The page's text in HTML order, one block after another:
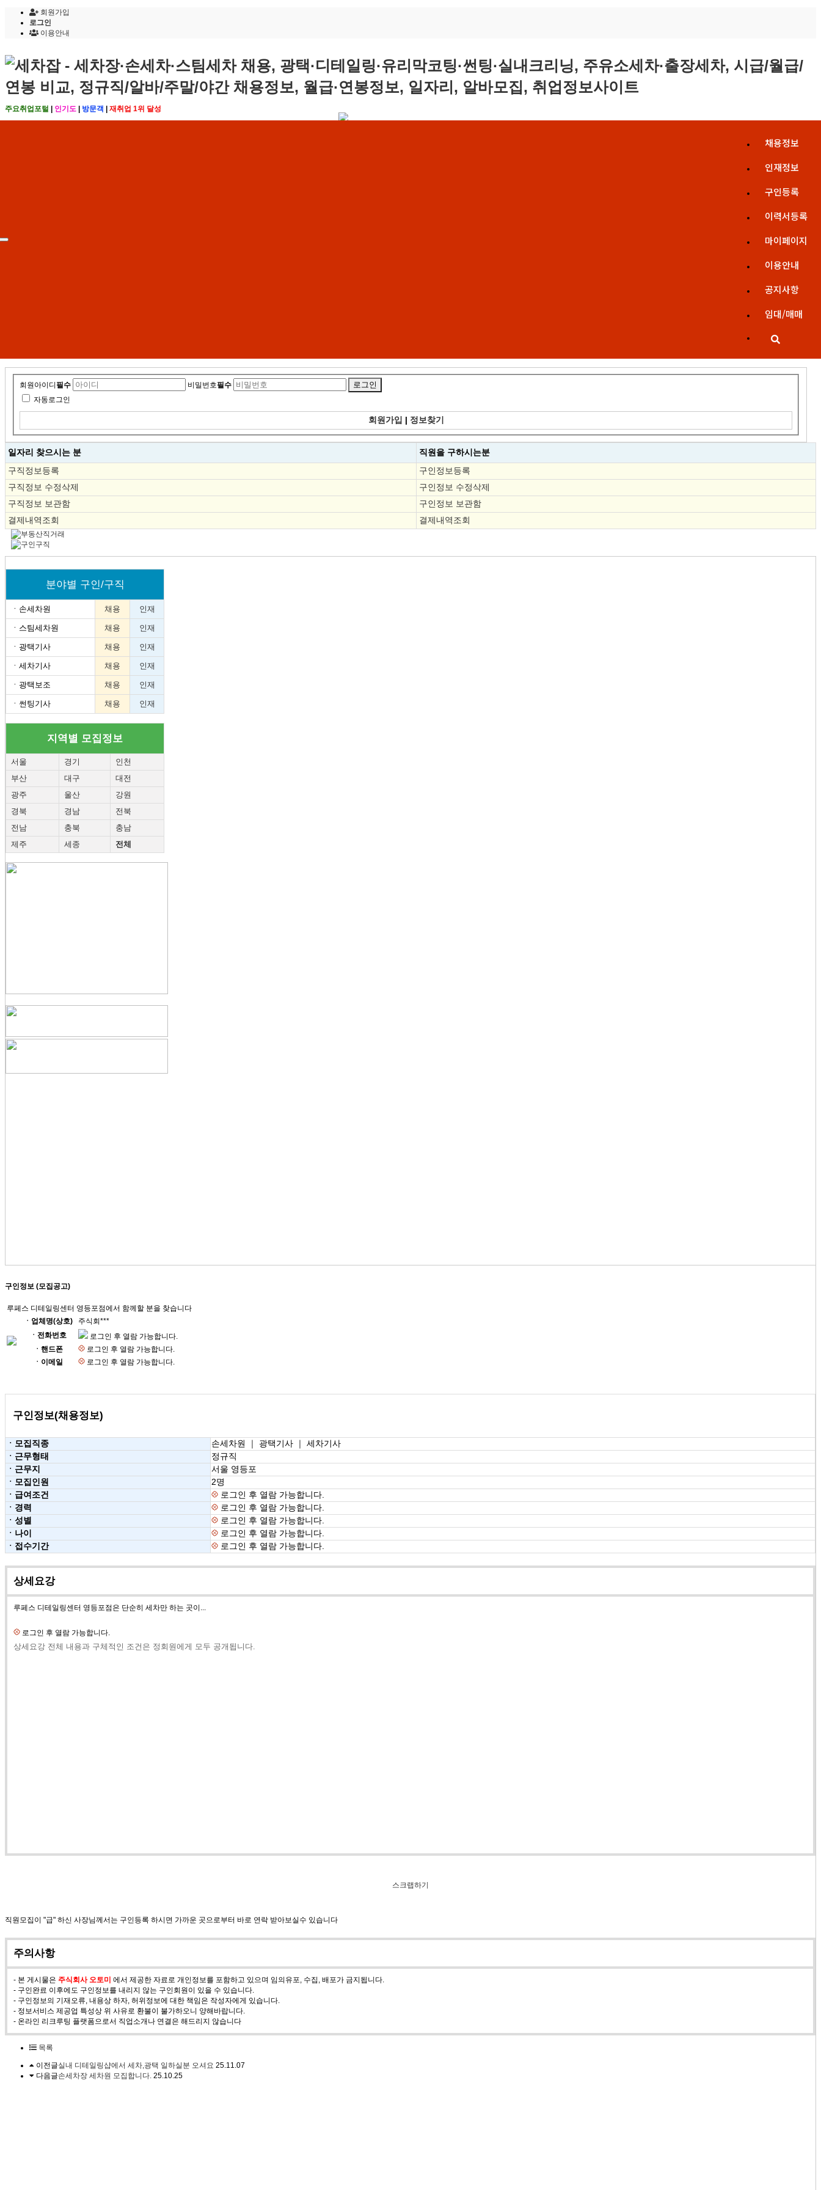
회원가입
로그인
이용안내
주요취업포털 인기도 방문객 재취업 1위 달성
채용정보
인재정보
구인등록
이력서등록
마이페이지
이용안내
공지사항
임대/매매
회원아이디 필수 비밀번호필수
자동로그인
회원가입 | 정보찾기
일자리 찾으시는 분 직원을 구하시는분
구직정보등록
구인정보등록
구직정보 수정삭제
구인정보 수정삭제
구직정보 보관함
구인정보 보관함
결제내역조회
결제내역조회
분야별 구인/구직
ㆍ 손세차원 채용 인재
ㆍ 스팀세차원 채용 인재
ㆍ 광택기사 채용 인재
ㆍ 세차기사 채용 인재
ㆍ 광택보조 채용 인재
ㆍ 썬팅기사 채용 인재
지역별 모집정보
서울 경기
인천
부산
대구
대전
광주
울산
강원
경북
경남
전북
전남
충북
충남
제주
세종 전체
구인정보 (모집공고)
루페스 디테일링센터 영등포점에서 함께할 분을 찾습니다
ㆍ업체명(상호)
주식회***
ㆍ전화번호
로그인 후 열람 가능합니다.
ㆍ핸드폰
로그인 후 열람 가능합니다.
ㆍ이메일
로그인 후 열람 가능합니다.
구인정보(채용정보)
ㆍ모집직종
손세차원 ｜ 광택기사 ｜ 세차기사
ㆍ근무형태
정규직
ㆍ근무지
서울 영등포
ㆍ모집인원
2명
ㆍ급여조건
로그인 후 열람 가능합니다.
ㆍ경력
로그인 후 열람 가능합니다.
ㆍ성별
로그인 후 열람 가능합니다.
ㆍ나이
로그인 후 열람 가능합니다.
ㆍ접수기간
로그인 후 열람 가능합니다.
상세요강
루페스 디테일링센터 영등포점은 단순히 세차만 하는 곳이...
로그인 후 열람 가능합니다.
상세요강 전체 내용과 구체적인 조건은 정회원에게 모두 공개됩니다.
스크랩하기
직원모집이 "급" 하신 사장님께서는 구인등록 하시면 가까운 곳으로부터 바로 연락 받아보실수 있습니다
주의사항
- 본 게시물은 주식회사 오토미 에서 제공한 자료로 개인정보를 포함하고 있으며 임의유포, 수집, 배포가 금지됩니다.
- 구인완료 이후에도 구인정보를 내리지 않는 구인회원이 있을 수 있습니다.
- 구인정보의 기재오류, 내용상 하자, 허위정보에 대한 책임은 작성자에게 있습니다.
- 정보서비스 제공업 특성상 위 사유로 환불이 불가하오니 양해바랍니다.
- 온라인 리크루팅 플랫폼으로서 직업소개나 연결은 해드리지 않습니다
목록
이전글실내 디테일링샵에서 세차,광택 일하실분 오셔요 25.11.07
다음글손세차장 세차원 모집합니다. 25.10.25